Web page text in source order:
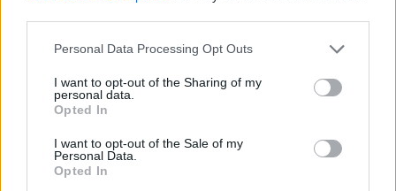
Please note that this website/app uses one or more Google
not limited to your visit or usage behaviour. You may click to
grant or deny consent to Google and its third-party tags to
use your data for below specified purposes in below Google
consent section.
Personal Data Processing Opt Outs
I want to opt-out of the Sharing of my
personal data.
Opted In
I want to opt-out of the Sale of my
Personal Data.
Opted In
Το «άκυρο και ανυπόστατο» τουρκολιβυκό
μνημόνιο
Ο Γιώργος Γεραπετρίτης επανέλαβε τη θέση της
Ελλάδας ότι το τουρκολιβυκό μνημόνιο που